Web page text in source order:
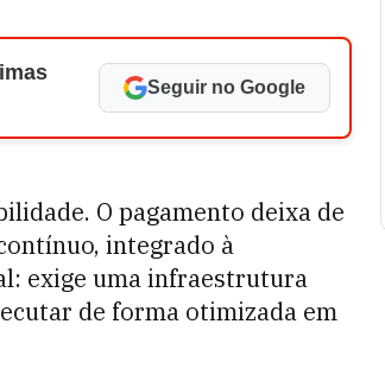
Seguir no Google
O pagamento deixa de
integrado à
exige uma infraestrutura
de forma otimizada em